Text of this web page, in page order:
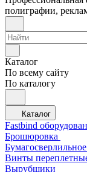
полиграфии,
Каталог
По всему сайту
По каталогу
Каталог
Fastbind
Брошюровка
Винты
Вырубщики